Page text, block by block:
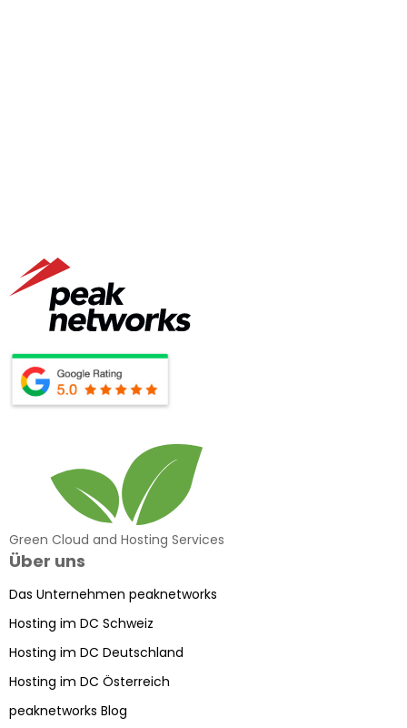
Green Cloud and Hosting Services
Über uns
Das Unternehmen peaknetworks
Hosting im DC Schweiz
Hosting im DC Deutschland
Hosting im DC Österreich
peaknetworks Blog